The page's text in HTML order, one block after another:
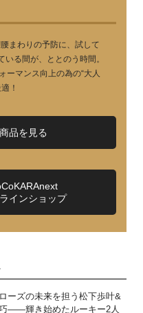
まわりの予防に、試して
いる間が、ととのう時間。
ーマンス向上の為の“大人
！
商品を見る
インショップ
ーズの未来を担う松下歩叶&
――輝き始めたルーキー2人